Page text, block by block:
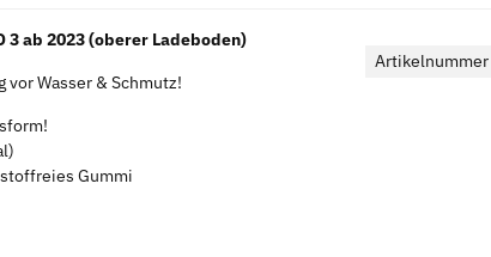
3 ab 2023 (oberer Ladeboden)
Wasser & Schmutz!
Gummi
Artikelnummer